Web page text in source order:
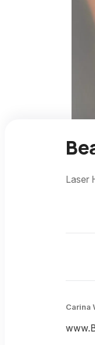
Laser
Carina